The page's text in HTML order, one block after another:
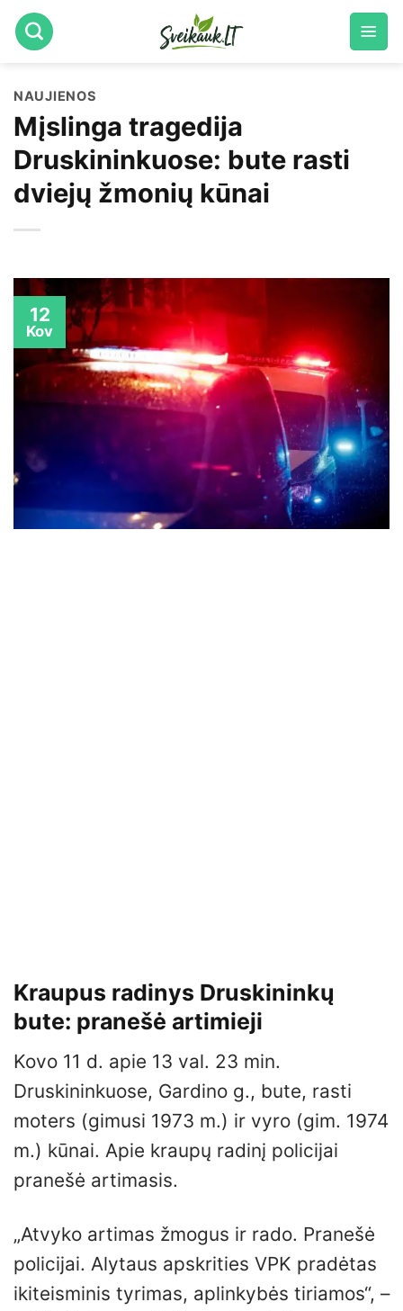
Skip
to
NAUJIENOS
Mįslinga tragedija
Druskininkuose: bute rasti
dviejų žmonių kūnai
12
Kov
Kraupus radinys Druskininkų
bute: pranešė artimieji
Kovo 11 d. apie 13 val. 23 min.
Druskininkuose, Gardino g., bute, rasti
moters (gimusi 1973 m.) ir vyro (gim. 1974
m.) kūnai. Apie kraupų radinį policijai
pranešė artimasis.
„Atvyko artimas žmogus ir rado. Pranešė
policijai. Alytaus apskrities VPK pradėtas
ikiteisminis tyrimas, aplinkybės tiriamos“, –